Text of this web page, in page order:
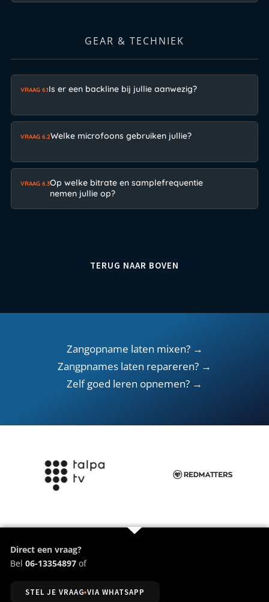
GEAR & TECHNIEK
VRAAG 6.1Is er een backline bij jullie aanwezig?
VRAAG 6.2Welke microfoons gebruiken jullie?
VRAAG 6.3Op welke bitrate en samplefrequentie
nemen jullie op?
TERUG NAAR BOVEN
Zangopname laten mixen? →
Zangpnames laten repareren? →
Zelf goed leren opnemen? →
Direct een vraag?
Bel 06-13354897 of
STEL JE VRAAG VIA WHATSAPP